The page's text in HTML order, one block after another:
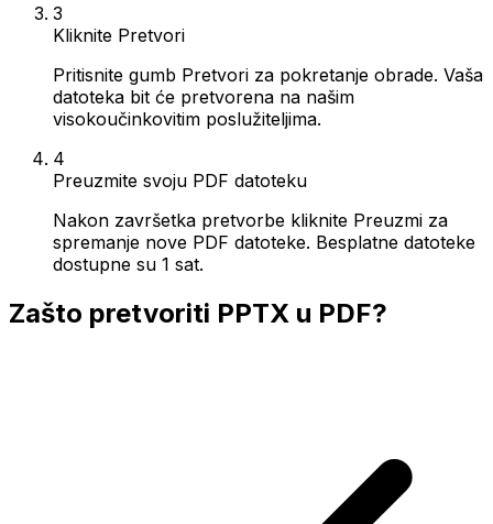
3
Kliknite Pretvori
Pritisnite gumb Pretvori za pokretanje obrade. Vaša
datoteka bit će pretvorena na našim
visokoučinkovitim poslužiteljima.
4
Preuzmite svoju PDF datoteku
Nakon završetka pretvorbe kliknite Preuzmi za
spremanje nove PDF datoteke. Besplatne datoteke
dostupne su 1 sat.
Zašto pretvoriti PPTX u PDF?